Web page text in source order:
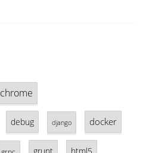
chrome
debug django docker